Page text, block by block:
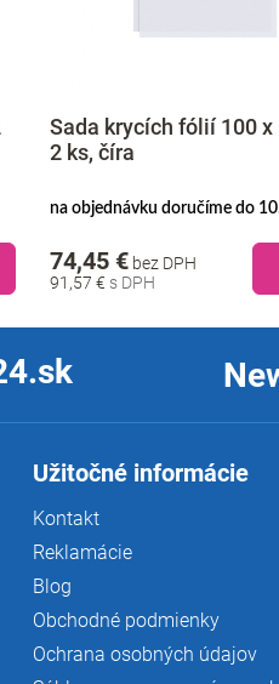
Sada krycích fólií 100 x
2 ks, číra
na objednávku doručíme do
91,57 €
74,45 € bez DPH
Užitočné informácie
Kontakt
Reklamácie
Blog
Obchodné podmienky
Ochrana osobných údajov